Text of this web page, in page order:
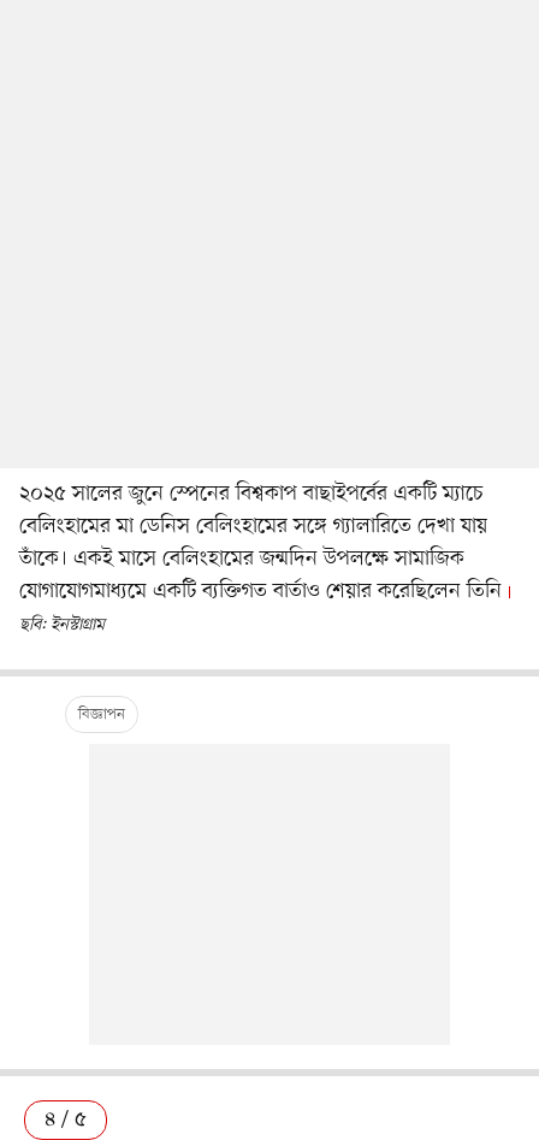
২০২৫ সালের জুনে স্পেনের বিশ্বকাপ বাছাইপর্বের একটি ম্যাচে
বেলিংহামের মা ডেনিস বেলিংহামের সঙ্গে গ্যালারিতে দেখা যায়
তাঁকে। একই মাসে বেলিংহামের জন্মদিন উপলক্ষে সামাজিক
যোগাযোগমাধ্যমে একটি ব্যক্তিগত বার্তাও শেয়ার করেছিলেন তিনি
ছবি: ইনস্টাগ্রাম
৪ / ৫